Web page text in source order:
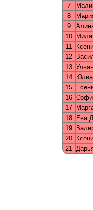
7
8
9
10
11
12
13
14
15
16
17
18
Ева
19
20
21